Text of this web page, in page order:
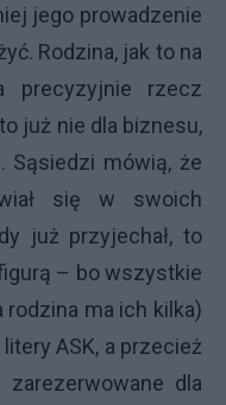
jego prowadzenie
Rodzina, jak to na
rzecz
już nie dla biznesu,
Sąsiedzi mówią, że
się w swoich
już przyjechał, to
– bo wszystkie
rodzina ma ich kilka)
ASK, a przecież
dla